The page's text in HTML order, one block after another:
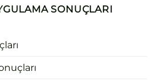
SONUÇLARI